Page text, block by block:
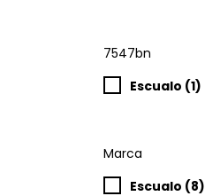
7547bn
Escualo (1)
Marca
Escualo (8)